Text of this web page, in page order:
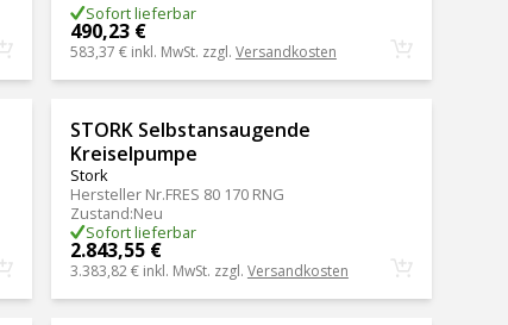
Sofort lieferbar
490,23 €
583,37 € inkl. MwSt. zzgl. Versandkosten
STORK Selbstansaugende
Kreiselpumpe
Stork
Hersteller Nr.FRES 80 170 RNG
Zustand:Neu
Sofort lieferbar
2.843,55 €
3.383,82 € inkl. MwSt. zzgl. Versandkosten